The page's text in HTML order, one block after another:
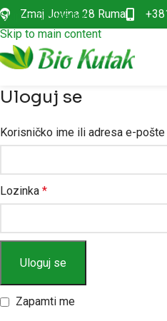
Skip to navigation
Skip to main content
Zmaj Jovina 28 Ruma
Uloguj se
Korisničko ime ili adresa e-pošte
Lozinka *
Uloguj se
Zapamti me